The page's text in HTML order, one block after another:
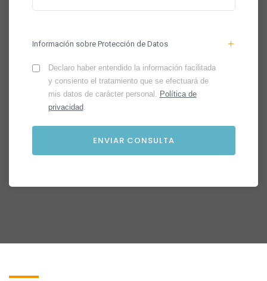
Información sobre Protección de Datos
Declaro haber entendido la información facilitada
y consiento el tratamiento que se efectuará de
mis datos de carácter personal. Política de
privacidad.